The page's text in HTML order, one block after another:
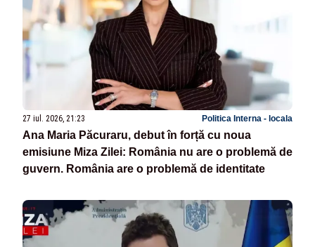
27 iul. 2026, 21:23 Politica Interna - locala
Ana Maria Păcuraru, debut în forță cu noua
emisiune Miza Zilei: România nu are o problemă de
guvern. România are o problemă de identitate